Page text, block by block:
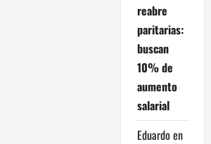
reabre
paritarias:
buscan
10% de
aumento
salarial
Eduardo en